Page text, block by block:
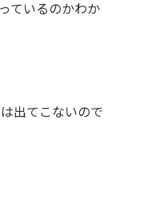
ているのかわか
出てこないので